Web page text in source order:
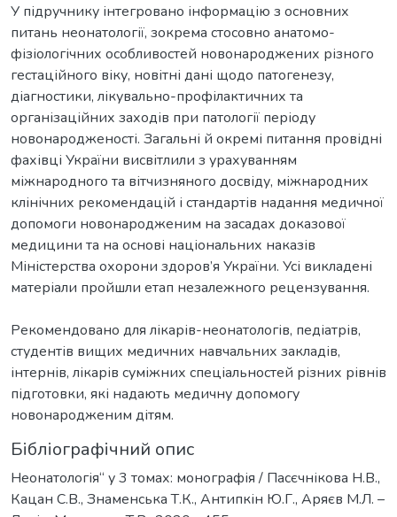
У підручнику інтегровано інформацію з основних
питань неонатології, зокрема стосовно анатомо-
фізіологічних особливостей новонароджених різного
гестаційного віку, новітні дані щодо патогенезу,
діагностики, лікувально-профілактичних та
організаційних заходів при патології періоду
новонародженості. Загальні й окремі питання провідні
фахівці України висвітлили з урахуванням
міжнародного та вітчизняного досвіду, міжнародних
клінічних рекомендацій і стандартів надання медичної
допомоги новонародженим на засадах доказової
медицини та на основі національних наказів
Міністерства охорони здоров’я України. Усі викладені
матеріали пройшли етап незалежного рецензування.
Рекомендовано для лікарів-неонатологів, педіатрів,
студентів вищих медичних навчальних закладів,
інтернів, лікарів суміжних спеціальностей різних рівнів
підготовки, які надають медичну допомогу
новонародженим дітям.
Бібліографічний опис
Неонатологія“ у 3 томах: монографія / Пасєчнікова Н.В.,
Кацан С.В., Знаменська Т.К., Антипкін Ю.Г., Аряєв М.Л. –